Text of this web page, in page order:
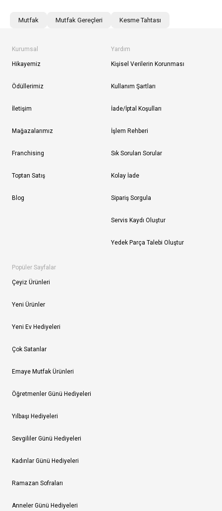
Mutfak Mutfak Gereçleri Kesme Tahtası
Kurumsal
Hikayemiz
Ödüllerimiz
İletişim
Mağazalarımız
Franchising
Toptan Satış
Blog
Yardım
Kişisel Verilerin Korunması
Kullanım Şartları
İade/İptal Koşulları
İşlem Rehberi
Sık Sorulan Sorular
Kolay İade
Sipariş Sorgula
Servis Kaydı Oluştur
Yedek Parça Talebi Oluştur
Popüler Sayfalar
Çeyiz Ürünleri
Yeni Ürünler
Yeni Ev Hediyeleri
Çok Satanlar
Emaye Mutfak Ürünleri
Öğretmenler Günü Hediyeleri
Yılbaşı Hediyeleri
Sevgililer Günü Hediyeleri
Kadınlar Günü Hediyeleri
Ramazan Sofraları
Anneler Günü Hediyeleri